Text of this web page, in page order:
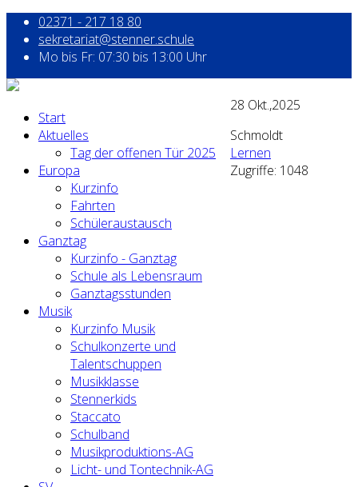
02371 - 217 18 80
sekretariat@stenner.schule
Mo bis Fr: 07:30 bis 13:00 Uhr
Start
Aktuelles
Tag der offenen Tür 2025
Europa
Kurzinfo
Fahrten
Schüleraustausch
Ganztag
Kurzinfo - Ganztag
Schule als Lebensraum
Ganztagsstunden
Musik
Kurzinfo Musik
Schulkonzerte und
Talentschuppen
Musikklasse
Stennerkids
Staccato
Schulband
Musikproduktions-AG
Licht- und Tontechnik-AG
28 Okt.,2025
Schmoldt
Lernen
Zugriffe: 1048